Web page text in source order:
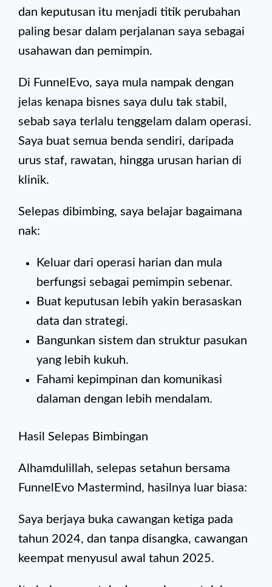
dan keputusan itu menjadi titik perubahan
paling besar dalam perjalanan saya sebagai
usahawan dan pemimpin.
Di FunnelEvo, saya mula nampak dengan
jelas kenapa bisnes saya dulu tak stabil,
sebab saya terlalu tenggelam dalam operasi.
Saya buat semua benda sendiri, daripada
urus staf, rawatan, hingga urusan harian di
klinik.
Selepas dibimbing, saya belajar bagaimana
nak:
Keluar dari operasi harian dan mula
berfungsi sebagai pemimpin sebenar.
Buat keputusan lebih yakin berasaskan
data dan strategi.
Bangunkan sistem dan struktur pasukan
yang lebih kukuh.
Fahami kepimpinan dan komunikasi
dalaman dengan lebih mendalam.
Hasil Selepas Bimbingan
Alhamdulillah, selepas setahun bersama
FunnelEvo Mastermind, hasilnya luar biasa:
Saya berjaya buka cawangan ketiga pada
tahun 2024, dan tanpa disangka, cawangan
keempat menyusul awal tahun 2025.